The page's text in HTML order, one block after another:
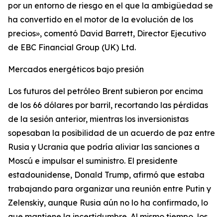
por un entorno de riesgo en el que la ambigüedad se
ha convertido en el motor de la evolución de los
precios», comentó David Barrett, Director Ejecutivo
de EBC Financial Group (UK) Ltd.
Mercados energéticos bajo presión
Los futuros del petróleo Brent subieron por encima
de los 66 dólares por barril, recortando las pérdidas
de la sesión anterior, mientras los inversionistas
sopesaban la posibilidad de un acuerdo de paz entre
Rusia y Ucrania que podría aliviar las sanciones a
Moscú e impulsar el suministro. El presidente
estadounidense, Donald Trump, afirmó que estaba
trabajando para organizar una reunión entre Putin y
Zelenskiy, aunque Rusia aún no lo ha confirmado, lo